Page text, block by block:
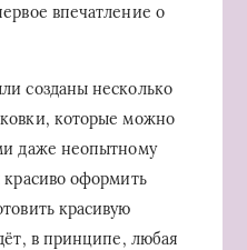
впечатление о
созданы несколько
которые можно
даже неопытному
красиво оформить
красивую
в принципе, любая